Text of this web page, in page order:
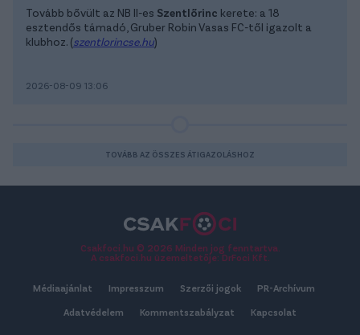
Tovább bővült az NB II-es Szentlőrinc kerete: a 18
esztendős támadó, Gruber Robin Vasas FC-től igazolt a
klubhoz. (szentlorincse.hu)
2026-08-09 13:06
TOVÁBB AZ ÖSSZES ÁTIGAZOLÁSHOZ
Csakfoci.hu © 2026 Minden jog fenntartva.
A csakfoci.hu üzemeltetője: DrFoci Kft.
Médiaajánlat Impresszum Szerzői jogok PR-Archívum
Adatvédelem Kommentszabályzat Kapcsolat